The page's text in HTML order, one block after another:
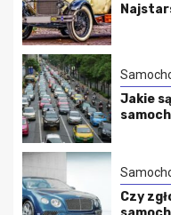
Jakie
Czy